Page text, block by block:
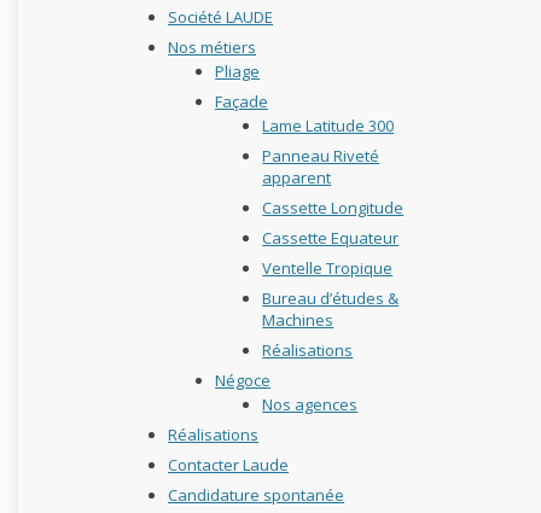
Société LAUDE
Nos métiers
Pliage
Façade
Lame Latitude 300
Panneau Riveté
apparent
Cassette Longitude
Cassette Equateur
Ventelle Tropique
Bureau d’études &
Machines
Réalisations
Négoce
Nos agences
Réalisations
Contacter Laude
Candidature spontanée